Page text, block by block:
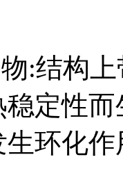
:结构
定性
环化